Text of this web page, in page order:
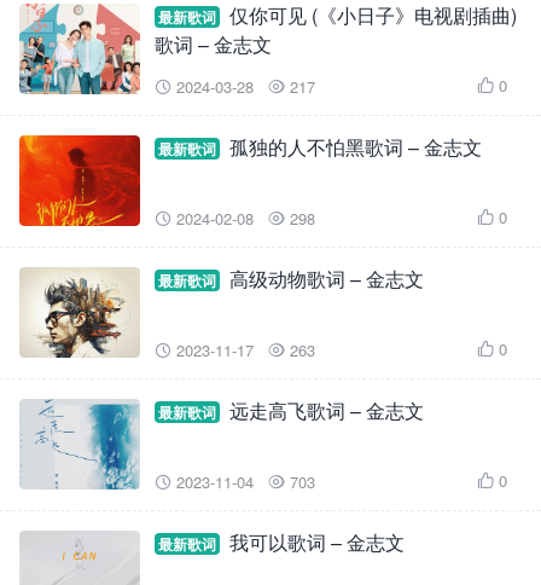
最新歌词
仅你可见 (《小日子》电视剧插曲)
歌词 – 金志文
 2024-03-28  217  0
最新歌词 孤独的人不怕黑歌词 – 金志文
 2024-02-08  298  0
最新歌词 高级动物歌词 – 金志文
 2023-11-17  263  0
最新歌词 远走高飞歌词 – 金志文
 2023-11-04  703  0
最新歌词 我可以歌词 – 金志文